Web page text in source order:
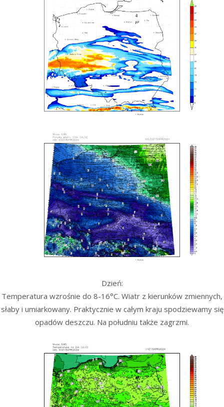
Dzień:
Temperatura wzrośnie do 8-16°C. Wiatr z kierunków zmiennych,
słaby i umiarkowany. Praktycznie w całym kraju spodziewamy się
opadów deszczu. Na południu także zagrzmi.